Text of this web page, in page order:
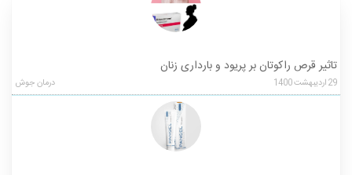
تاثیر قرص راکوتان بر پریود و بارداری زنان
29اردیبهشت1400 درمان جوش